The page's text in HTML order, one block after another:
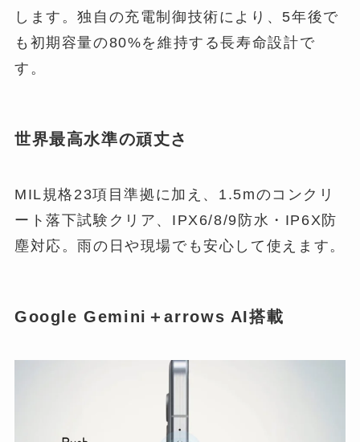
します。独自の充電制御技術により、5年後で
も初期容量の80%を維持する長寿命設計で
す。
世界最高水準の頑丈さ
MIL規格23項目準拠に加え、1.5mのコンクリ
ート落下試験クリア、IPX6/8/9防水・IP6X防
塵対応。雨の日や現場でも安心して使えます。
Google Gemini＋arrows AI搭載